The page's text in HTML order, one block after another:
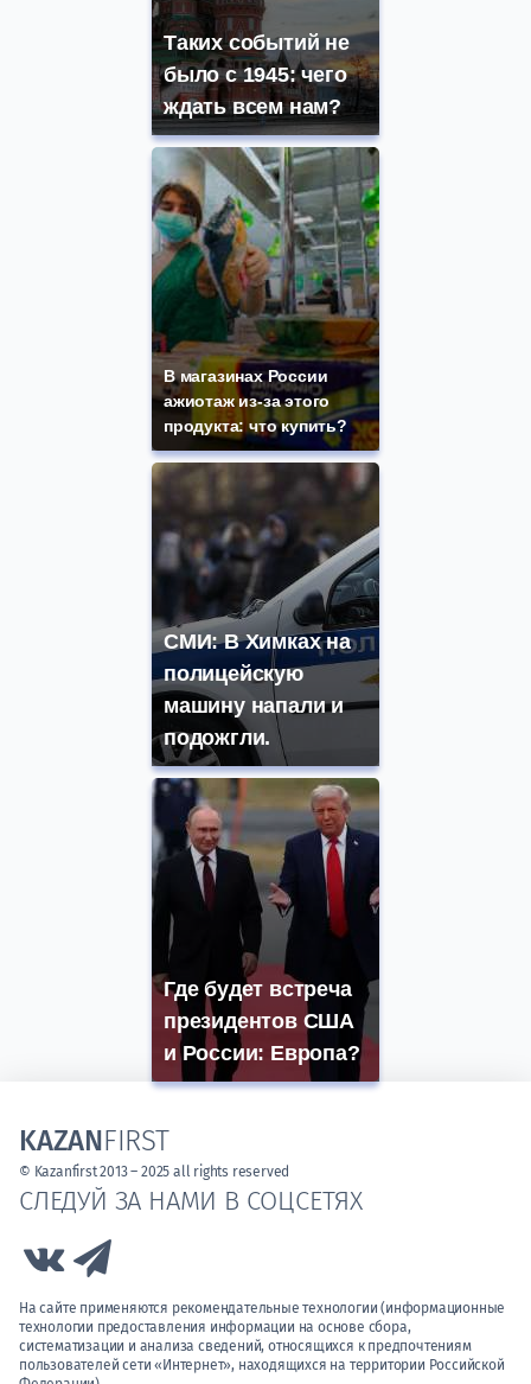
Таких событий не
было с 1945: чего
ждать всем нам?
В магазинах России
ажиотаж из-за этого
продукта: что купить?
СМИ: В Химках на
полицейскую
машину напали и
подожгли.
Где будет встреча
президентов США
и России: Европа?
СЛЕДУЙ ЗА НАМИ В СОЦСЕТЯХ
Link to Vk
На сайте применяются рекомендательные технологии (информационные
технологии предоставления информации на основе сбора,
систематизации и анализа сведений, относящихся к предпочтениям
пользователей сети «Интернет», находящихся на территории Российской
KAZANFIRST
© Kazanfirst 2013 – 2025 all rights reserved